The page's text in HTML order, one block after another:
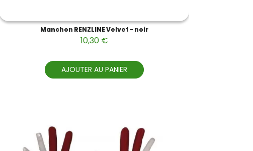
Manchon RENZLINE Velvet - noir
10,30 €
AJOUTER AU PANIER